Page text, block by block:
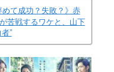
めて成功？失敗？》赤
苦戦するワケと、山下
”